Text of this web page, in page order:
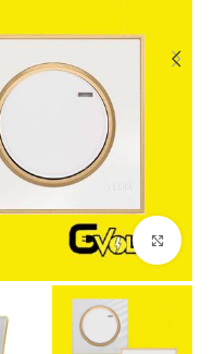
برای بزرگنمایی کلیک کنید